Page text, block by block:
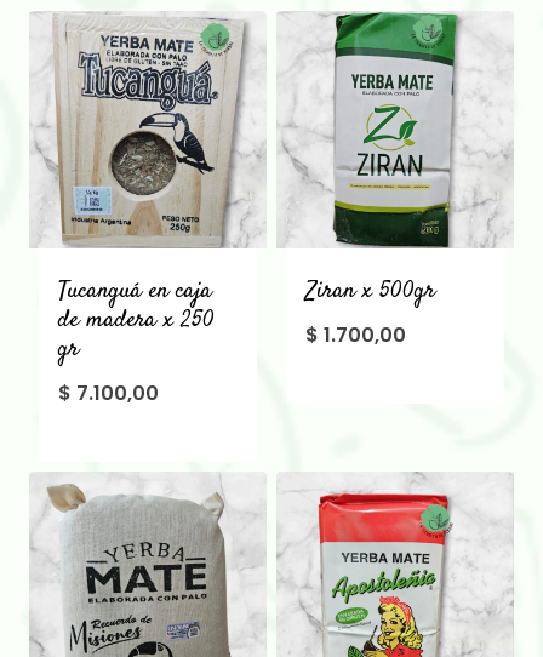
Tucanguá en caja
de madera x 250
gr
$ 7.100,00
Ziran x 500gr
$ 1.700,00